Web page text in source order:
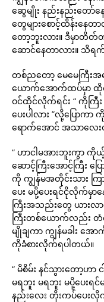
ဆွေမျိုး နည်းနည်းတော်န
တွေများစောင့်ထိန်းနေ
တော့ဘူးလား။ ဒီမှာတိတ်
ဆောင်နေတာလား။ သိရ
တစ်ညတော့ မေမေကြီးအပ
ယောက်အောက်ထပ်မှာ ထိုင်
ဝင်ထိုင်လိုက်ရင်း “ ကိုက
ပေးပါလား ”လို့ပြော
ရောက်အောင် အသာလေ
“ ဟာငါမအားဘူးကွာ
ဆောင့်ကြီးအောင့်ကြီး
ကို ကျွန်မအတိုင်းသား က
ပေး မပို့ပေးရင်ငိုလိုက်မှ
ကြီးအသည်းတွေ ယားလ
ကြီးတစ်ယောက်လည်း
မျိုချကာ ကျွန်မခါး အ
ကိုခံစားလိုက်ရပါတယ်။
“ မိစိမ်း နင်သွားတော့ဟ
မရဘူး မရဘူး မပို့ပေးရ
နည်းလေး တိုးကပ်ပေ